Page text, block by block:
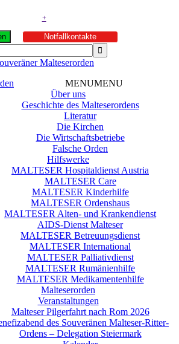
+
Notfallkontakte
Malteserorden
MENUMENU
Über uns
Geschichte des Malteserordens
Literatur
Die Kirchen
Die Wirtschaftsbetriebe
Falsche Orden
Hilfswerke
MALTESER Hospitaldienst Austria
MALTESER Care
MALTESER Kinderhilfe
MALTESER Ordenshaus
MALTESER Alten- und Krankendienst
AIDS-Dienst Malteser
MALTESER Betreuungsdienst
MALTESER International
MALTESER Palliativdienst
MALTESER Rumänienhilfe
MALTESER Medikamentenhilfe
Malteserorden
Veranstaltungen
Malteser Pilgerfahrt nach Rom 2026
des Souveränen Malteser-Ritter-
Ordens – Delegation Steiermark